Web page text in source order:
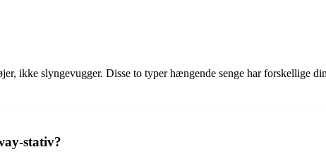
ikke slyngevugger. Disse to typer hængende senge har forskellige
stativ?